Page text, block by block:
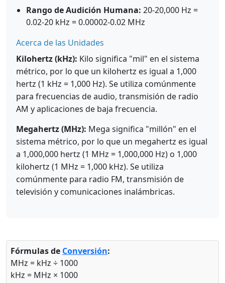
Rango de Audición Humana: 20-20,000 Hz =
0.02-20 kHz = 0.00002-0.02 MHz
Acerca de las Unidades
Kilohertz (kHz): Kilo significa "mil" en el sistema
métrico, por lo que un kilohertz es igual a 1,000
hertz (1 kHz = 1,000 Hz). Se utiliza comúnmente
para frecuencias de audio, transmisión de radio
AM y aplicaciones de baja frecuencia.
Megahertz (MHz): Mega significa "millón" en el
sistema métrico, por lo que un megahertz es igual
a 1,000,000 hertz (1 MHz = 1,000,000 Hz) o 1,000
kilohertz (1 MHz = 1,000 kHz). Se utiliza
comúnmente para radio FM, transmisión de
televisión y comunicaciones inalámbricas.
Fórmulas de Conversión:
MHz = kHz ÷ 1000
kHz = MHz × 1000